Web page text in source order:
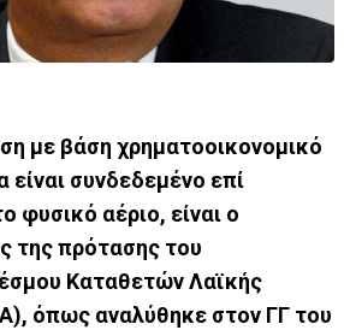
με βάση χρηματοοικονομικό
είναι συνδεδεμένο επί
φυσικό αέριο, είναι ο
της πρότασης του
Καταθετών Λαϊκής
όπως αναλύθηκε στον ΓΓ του